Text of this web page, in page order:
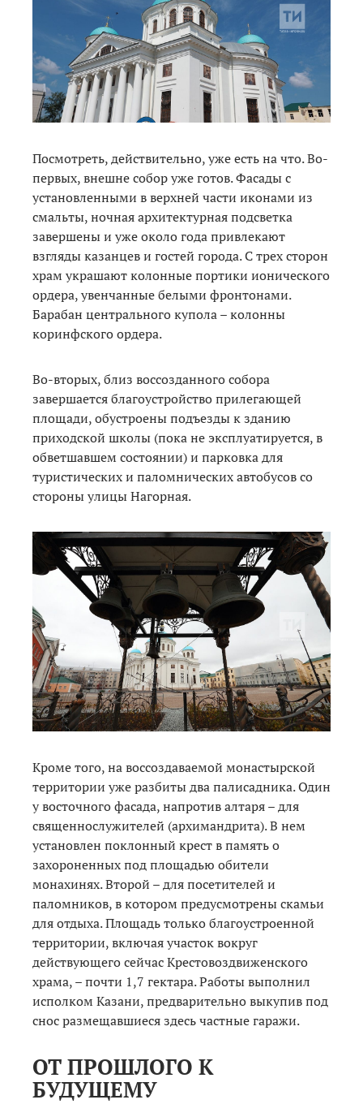
Посмотреть, действительно, уже есть на что. Во-
первых, внешне собор уже готов. Фасады с
установленными в верхней части иконами из
смальты, ночная архитектурная подсветка
завершены и уже около года привлекают
взгляды казанцев и гостей города. С трех сторон
храм украшают колонные портики ионического
ордера, увенчанные белыми фронтонами.
Барабан центрального купола – колонны
коринфского ордера.
Во-вторых, близ воссозданного собора
завершается благоустройство прилегающей
площади, обустроены подъезды к зданию
приходской школы (пока не эксплуатируется, в
обветшавшем состоянии) и парковка для
туристических и паломнических автобусов со
стороны улицы Нагорная.
Кроме того, на воссоздаваемой монастырской
территории уже разбиты два палисадника. Один
у восточного фасада, напротив алтаря – для
священнослужителей (архимандрита). В нем
установлен поклонный крест в память о
захороненных под площадью обители
монахинях. Второй – для посетителей и
паломников, в котором предусмотрены скамьи
для отдыха. Площадь только благоустроенной
территории, включая участок вокруг
действующего сейчас Крестовоздвиженского
храма, – почти 1,7 гектара. Работы выполнил
исполком Казани, предварительно выкупив под
снос размещавшиеся здесь частные гаражи.
ОТ ПРОШЛОГО К
БУДУЩЕМУ